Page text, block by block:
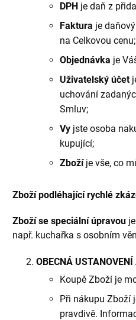
DPH je daň z
Faktura je
na Celkovou cenu;
Objednávka je
Uživatelský účet
uchování
Smluv;
Vy jste osoba
kupující;
Zbožíje vše, co
Zboží podléhající rychlé
Zboží se speciální úpravou
např. kuchařka s osobním
OBECNÁ USTANOVENÍ
Koupě Zboží je
Při nákupu Zboží
pravdivě.